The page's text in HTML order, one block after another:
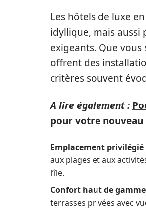
Les hôtels de luxe
idyllique, mais aussi
exigeants. Que vous
offrent des
critères souvent
A lire également :
pour votre nouveau
Emplacement privilégié
aux plages et aux
l’île.
Confort haut de
terrasses privées avec